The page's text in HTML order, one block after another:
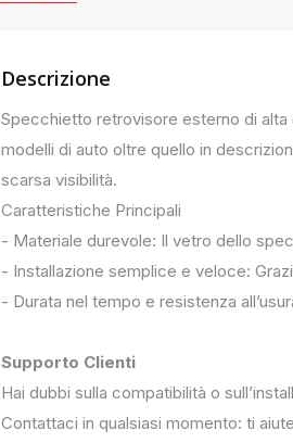
Descrizione
Specchietto retrovisore esterno di alta
modelli di auto oltre quello in
scarsa visibilità.
Caratteristiche Principali
- Materiale durevole: Il vetro dello
- Installazione semplice e veloce:
- Durata nel tempo e resistenza
Supporto Clienti
Hai dubbi sulla compatibilità o
Contattaci in qualsiasi momento: ti